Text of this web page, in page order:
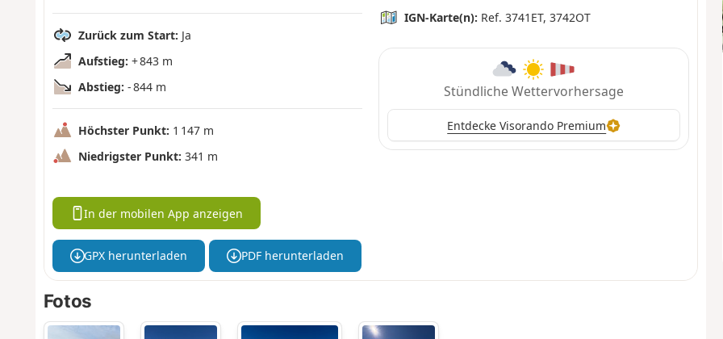
Zurück zum Start: Ja
Aufstieg: + 843 m
Abstieg: - 844 m
Höchster Punkt: 1 147 m
Niedrigster Punkt: 341 m
IGN-Karte(n): Ref. 3741ET, 3742OT
Stündliche Wettervorhersage
Entdecke Visorando Premium
In der mobilen App anzeigen
GPX herunterladen PDF herunterladen
Fotos